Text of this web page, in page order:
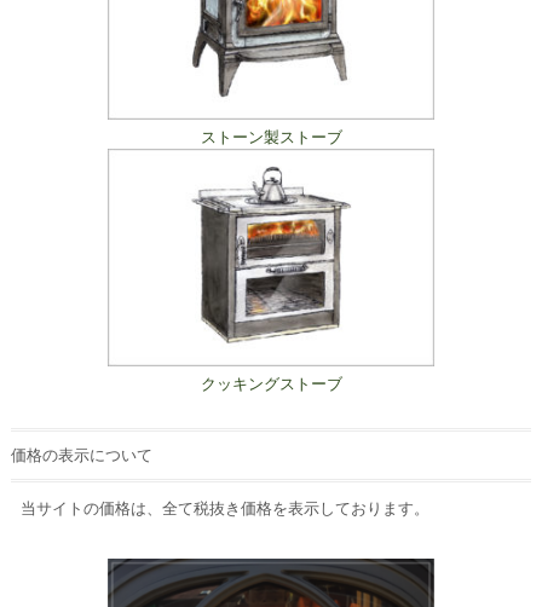
ストーン製ストーブ
クッキングストーブ
価格の表示について
当サイトの価格は、全て税抜き価格を表示しております。